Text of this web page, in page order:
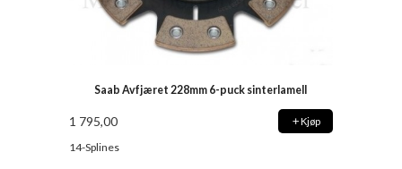
Saab Avfjæret 228mm 6-puck sinterlamell
1 795,00 Kjøp
14-Splines